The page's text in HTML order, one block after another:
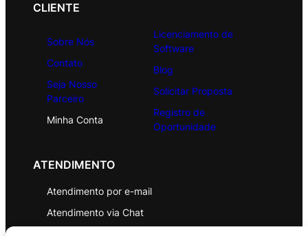
CLIENTE
Sobre Nós
Contato
Seja Nosso
Parceiro
Minha Conta
Licenciamento de
Software
Blog
Solicitar Proposta
Registro de
Oportunidade
ATENDIMENTO
Atendimento por e-mail
Atendimento via Chat